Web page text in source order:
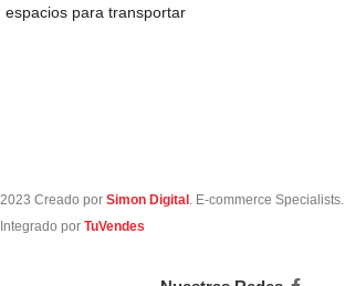
espacios para transportar
2023 Creado por Simon Digital . E-commerce Specialists.
Integrado por TuVendes